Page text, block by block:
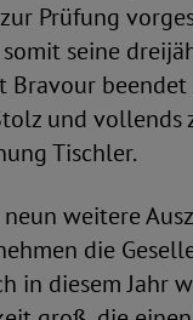
Prüfung
seine
Bravour
und vollends
Tischler.
weitere
die
in diesem Jahr